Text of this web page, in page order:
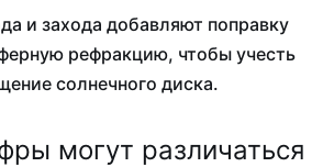
и захода добавляют поправку
рефракцию, чтобы учесть
солнечного диска.
могут различаться